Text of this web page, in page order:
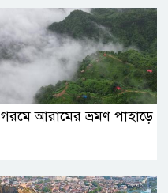
গরমে আরামের ভ্রমণ পাহাড়ে